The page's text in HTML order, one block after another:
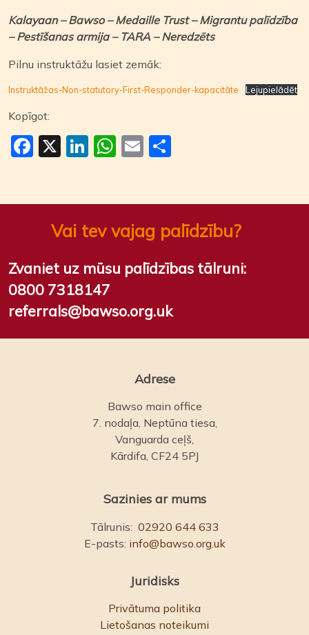
Kalayaan – Bawso – Medaille Trust – Migrantu palīdzība
– Pestīšanas armija – TARA – Neredzēts
Pilnu instruktāžu lasiet zemāk:
Instruktāžas-Non-statutory-First-Responder-kapacitāte Lejupielādēt
Kopīgot:
Facebook
X LinkedIn
WhatsApp
Email
Vai tev vajag palīdzību?
Zvaniet uz mūsu palīdzības tālruni:
0800 7318147
referrals@bawso.org.uk
Adrese
Bawso main office
7. nodaļa, Neptūna tiesa,
Vanguarda ceļš,
Kārdifa, CF24 5PJ
Sazinies ar mums
Tālrunis: 02920 644 633
E-pasts: info@bawso.org.uk
Juridisks
Privātuma politika
Lietošanas noteikumi